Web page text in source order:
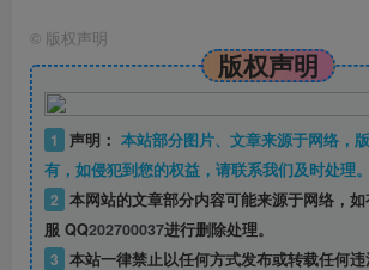
© 版权声明
版权声明
1 声明： 本站部分图片、文章来源于网络，
有，如侵犯到您的权益，请联系我们及时处理。
2 本网站的文章部分内容可能来源于网络，
服 QQ202700037进行删除处理。
3 本站一律禁止以任何方式发布或转载任何